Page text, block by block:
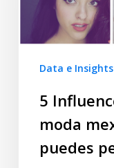
Data e Insights
5
moda
puedes